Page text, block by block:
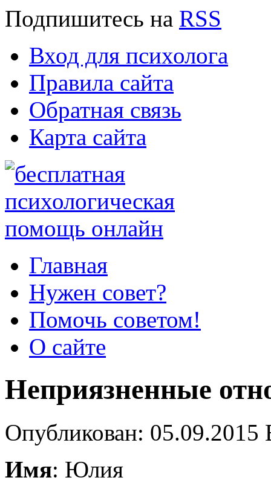
Подпишитесь на RSS
Вход для психолога
Правила сайта
Обратная связь
Карта сайта
Главная
Нужен совет?
Помочь советом!
О сайте
Неприязненные
Опубликован:
Имя: Юлия